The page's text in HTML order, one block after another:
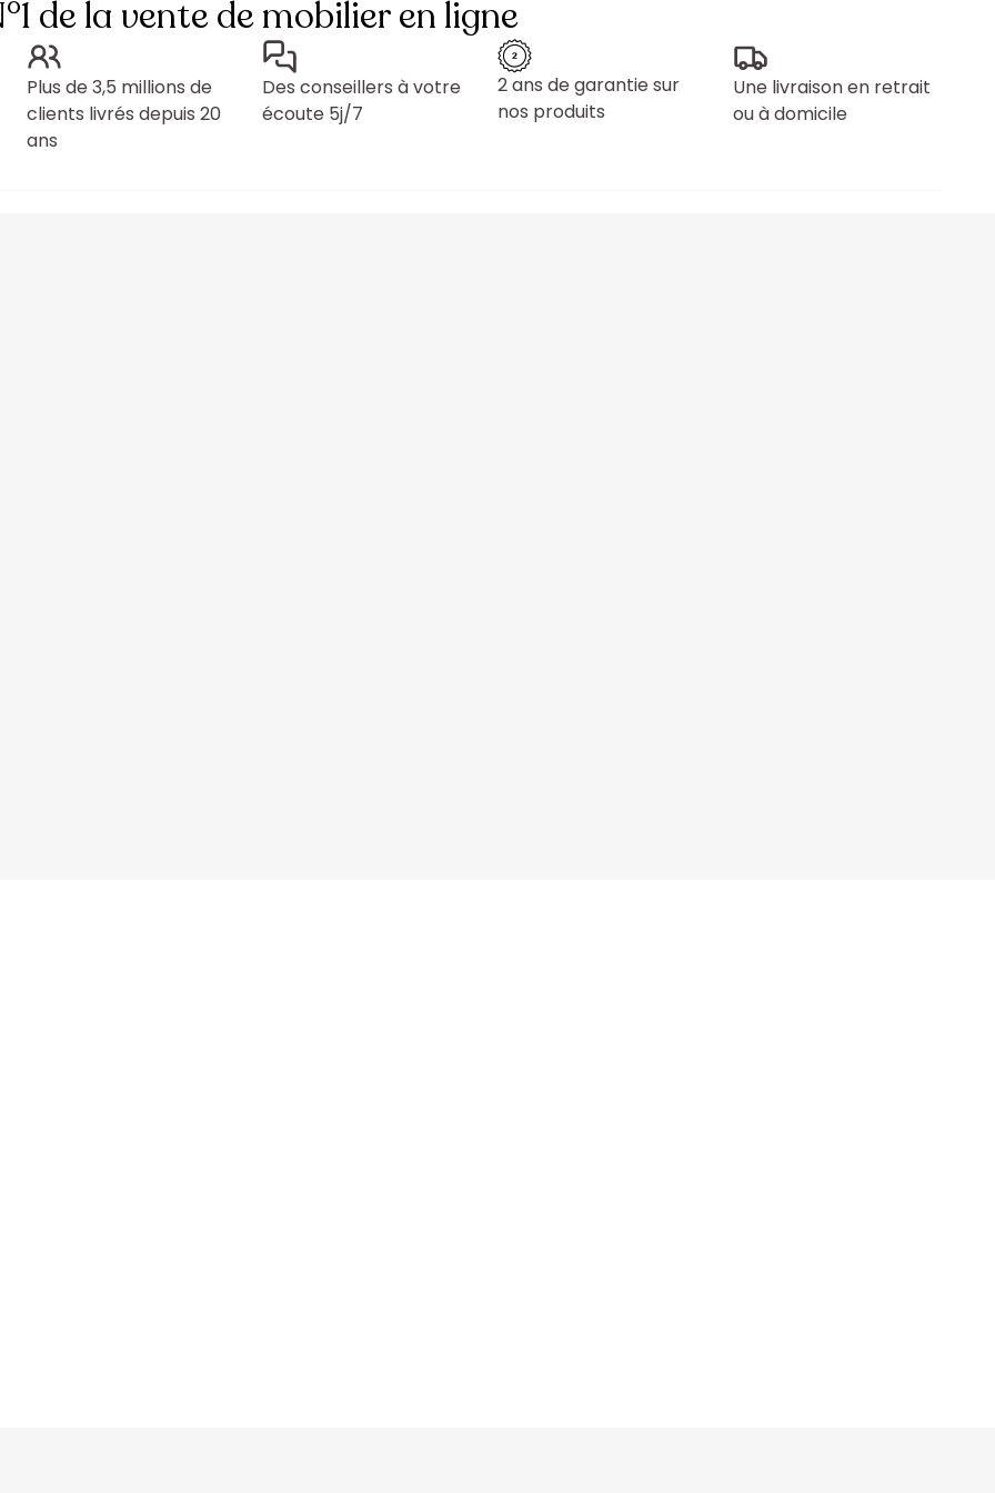
de la vente de mobilier en ligne
Plus de 3,5 millions de
clients livrés depuis 20
ans
Des conseillers à votre
écoute 5j/7
2 ans de garantie sur
nos produits
Une livraison en retrait
ou à domicile